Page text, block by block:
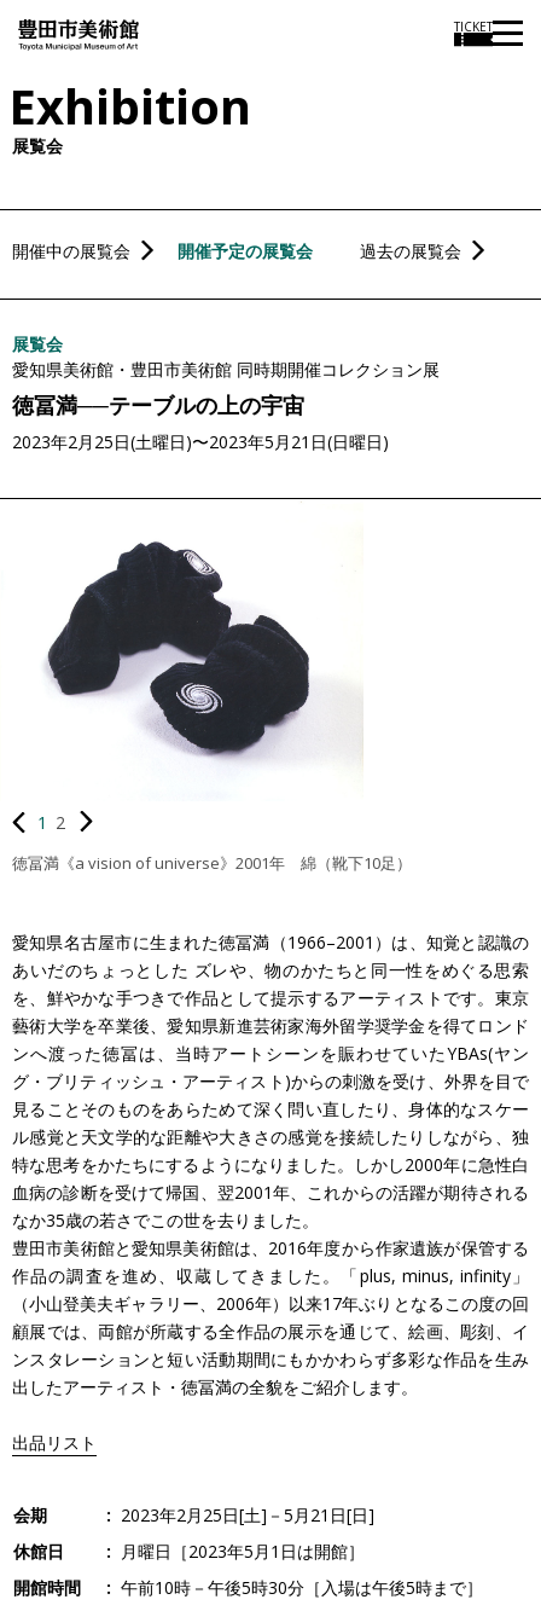
TICKET
本
文
に
ス
キ
プ
Exhibition
展覧会
開催中の展覧会 開催予定の展覧会 過去の展覧会
展覧会
愛知県美術館・豊田市美術館 同時期開催コレクション展
徳冨満──テーブルの上の宇宙
2023年2月25日(土曜日)〜2023年5月21日(日曜日)
徳冨満《a vision of universe》2001年 綿（靴下10足）
1 2
愛知県名古屋市に生まれた徳冨満（1966–2001）は、知覚と認識の
あいだのちょっとした ズレや、物のかたちと同一性をめぐる思索
を、鮮やかな手つきで作品として提示するアーティストです。東京
藝術大学を卒業後、愛知県新進芸術家海外留学奨学金を得てロンド
ンへ渡った徳冨は、当時アートシーンを賑わせていたYBAs(ヤン
グ・ブリティッシュ・アーティスト)からの刺激を受け、外界を目で
見ることそのものをあらためて深く問い直したり、身体的なスケー
ル感覚と天文学的な距離や大きさの感覚を接続したりしながら、独
特な思考をかたちにするようになりました。しかし2000年に急性白
血病の診断を受けて帰国、翌2001年、これからの活躍が期待される
なか35歳の若さでこの世を去りました。
豊田市美術館と愛知県美術館は、2016年度から作家遺族が保管する
作品の調査を進め、収蔵してきました。「plus, minus, infinity」
（小山登美夫ギャラリー、2006年）以来17年ぶりとなるこの度の回
顧展では、両館が所蔵する全作品の展示を通じて、絵画、彫刻、イ
ンスタレーションと短い活動期間にもかかわらず多彩な作品を生み
出したアーティスト・徳冨満の全貌をご紹介します。
出品リスト
会期
2023年2月25日[土]－5月21日[日]
休館日
月曜日［2023年5月1日は開館］
開館時間
午前10時－午後5時30分［入場は午後5時まで］